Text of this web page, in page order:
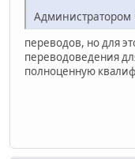
Администратором
переводов, но для
переводоведения
полноценную